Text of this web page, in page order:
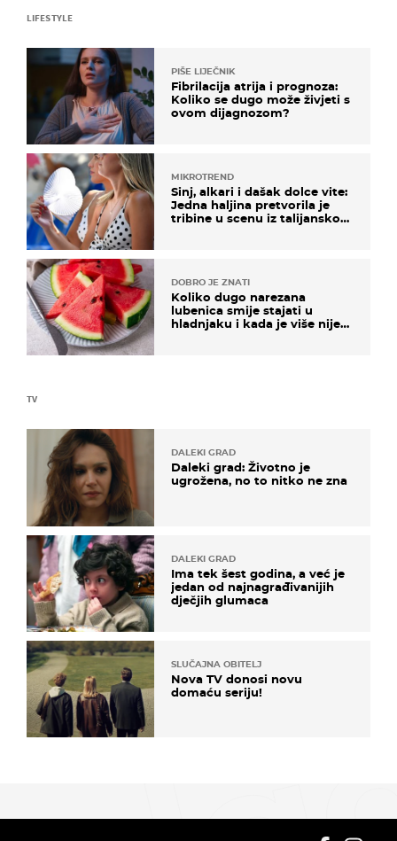
TV
DALEKI GRAD
Daleki grad: Životno je
ugrožena, no to nitko ne zna
DALEKI GRAD
Ima tek šest godina, a već je
jedan od najnagrađivanijih
dječjih glumaca
SLUČAJNA OBITELJ
Nova TV donosi novu
domaću seriju!
LIFESTYLE
PIŠE LIJEČNIK
Fibrilacija atrija i prognoza:
Koliko se dugo može živjeti s
ovom dijagnozom?
MIKROTREND
Sinj, alkari i dašak dolce vite:
Jedna haljina pretvorila je
tribine u scenu iz talijanskog
DOBRO JE ZNATI
Koliko dugo narezana
lubenica smije stajati u
hladnjaku i kada je više nije